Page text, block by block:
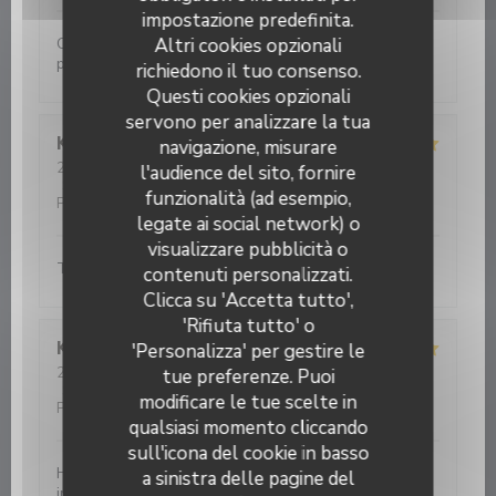
impostazione predefinita.
Altri cookies opzionali
richiedono il tuo consenso.
Questi cookies opzionali
servono per analizzare la tua
navigazione, misurare
l'audience del sito, fornire
funzionalità (ad esempio,
legate ai social network) o
visualizzare pubblicità o
contenuti personalizzati.
Clicca su 'Accetta tutto',
'Rifiuta tutto' o
'Personalizza' per gestire le
tue preferenze. Puoi
modificare le tue scelte in
qualsiasi momento cliccando
sull'icona del cookie in basso
a sinistra delle pagine del
Cuisine inventive. Très belle alliance de goûts . Belle
présentation.
Koen
2026-08-04 - 19:00 - Ospiti 2
/5 Atmosfera: 5/5 Cucina :5 /5 Qualità /
Prezzo
Top ! Very good price-quality of food and service !
Kittie
2026-08-04
- 19:30 - Ospiti 2
Atmosfera 5 5 /5
Qualità /
Prezzo
Heerlijk gegeten met verse perfect bereide